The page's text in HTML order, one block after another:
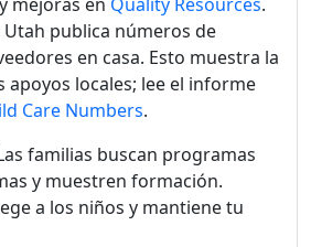
Utah publica números de
en casa. Esto muestra la
apoyos locales; lee el informe
Care Numbers.
familias buscan programas
y muestren formación.
a los niños y mantiene tu